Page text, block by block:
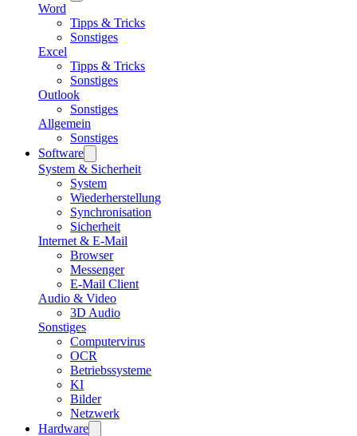
Word
Tipps & Tricks
Sonstiges
Excel
Tipps & Tricks
Sonstiges
Outlook
Sonstiges
Allgemein
Sonstiges
Software
System & Sicherheit
System
Wiederherstellung
Synchronisation
Sicherheit
Internet & E-Mail
Browser
Messenger
E-Mail Client
Audio & Video
3D Audio
Sonstiges
Computervirus
OCR
Betriebssysteme
KI
Bilder
Netzwerk
Hardware